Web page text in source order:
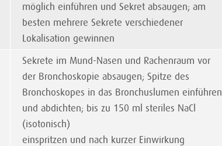
möglich einführen und Sekret absaugen; am
besten mehrere Sekrete verschiedener
Lokalisation gewinnen
Sekrete im Mund-Nasen und Rachenraum vor
der Bronchoskopie absaugen; Spitze des
Bronchoskopes in das Bronchuslumen einführen
und abdichten; bis zu 150 ml steriles NaCl
(isotonisch)
einspritzen und nach kurzer Einwirkung